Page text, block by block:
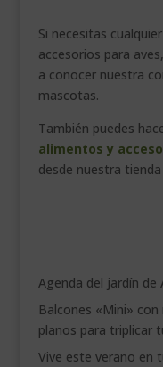
Si necesitas
accesorios para
a conocer nuestra
mascotas.
También puedes
alimentos y
desde nuestra
Agenda del jardín de
Balcones «Mini»
planos para triplicar
Vive este verano en